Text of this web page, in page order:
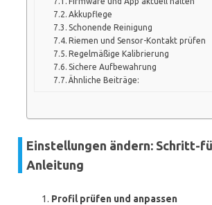
Akkupflege
Schonende Reinigung
Riemen und Sensor-Kontakt prüfen
Regelmäßige Kalibrierung
Sichere Aufbewahrung
Ähnliche Beiträge:
Einstellungen ändern: Schritt-
Anleitung
Profil prüfen und anpassen